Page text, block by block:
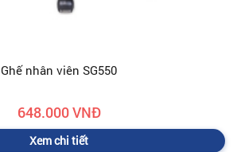
Ghế nhân viên SG550
648.000 VNĐ
Xem chi tiết